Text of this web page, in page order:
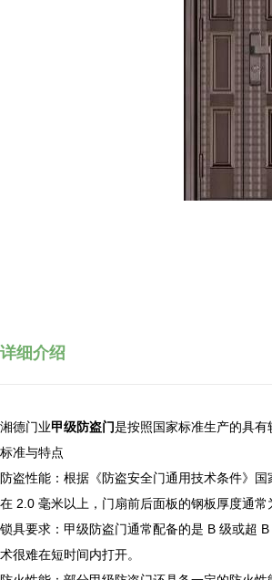
详细介绍
湘德门业甲级防盗门是按照国家标准生产的具有
标准与特点
防盗性能：根据《防盗安全门通用技术条件》
在 2.0 毫米以上，门扇前后面板的钢板厚度通
锁具要求：甲级防盗门通常配备的是 B 级或超
术很难在短时间内打开。